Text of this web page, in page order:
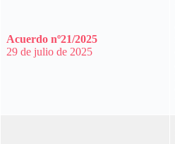
Acuerdo nº21/2025
29 de julio de 2025